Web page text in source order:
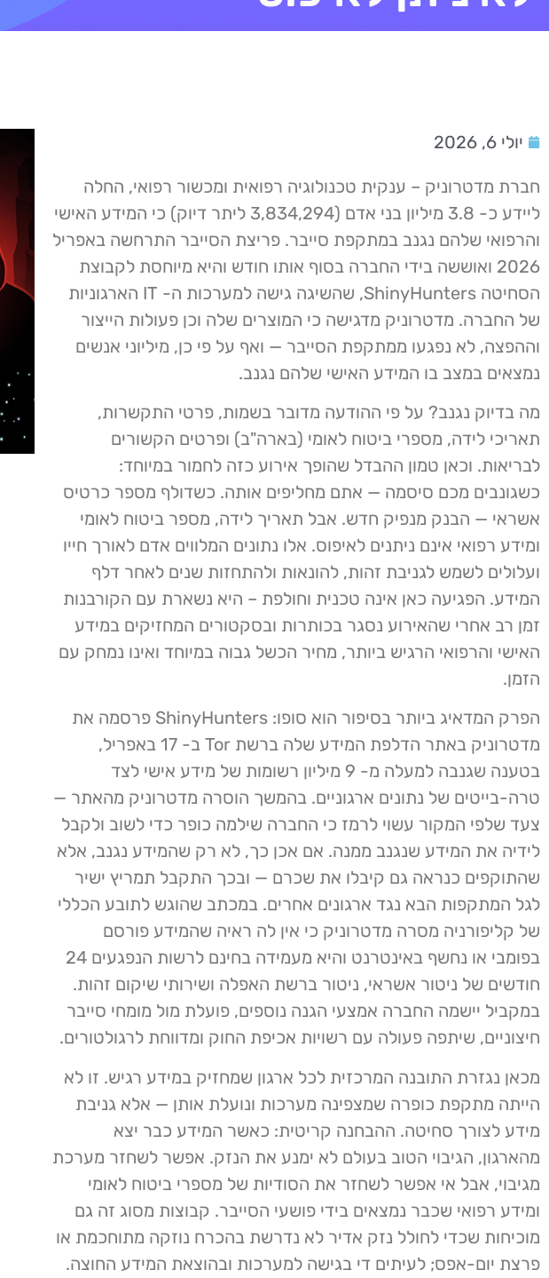
יולי 6, 2026
חברת מדטרוניק – ענקית טכנולוגיה רפואית ומכשור רפואי, החלה
ליידע כ- 3.8 מיליון בני אדם (3,834,294 ליתר דיוק) כי המידע האישי
והרפואי שלהם נגנב במתקפת סייבר. פריצת הסייבר התרחשה באפריל
2026 ואוששה בידי החברה בסוף אותו חודש והיא מיוחסת לקבוצת
הסחיטה ShinyHunters, שהשיגה גישה למערכות ה- IT הארגוניות
של החברה. מדטרוניק מדגישה כי המוצרים שלה וכן פעולות הייצור
וההפצה, לא נפגעו ממתקפת הסייבר — ואף על פי כן, מיליוני אנשים
נמצאים במצב בו המידע האישי שלהם נגנב.
מה בדיוק נגנב? על פי ההודעה מדובר בשמות, פרטי התקשרות,
תאריכי לידה, מספרי ביטוח לאומי (בארה"ב) ופרטים הקשורים
לבריאות. וכאן טמון ההבדל שהופך אירוע כזה לחמור במיוחד:
כשגונבים מכם סיסמה — אתם מחליפים אותה. כשדולף מספר כרטיס
אשראי — הבנק מנפיק חדש. אבל תאריך לידה, מספר ביטוח לאומי
ומידע רפואי אינם ניתנים לאיפוס. אלו נתונים המלווים אדם לאורך חייו
ועלולים לשמש לגניבת זהות, להונאות ולהתחזות שנים לאחר דלף
המידע. הפגיעה כאן אינה טכנית וחולפת – היא נשארת עם הקורבנות
זמן רב אחרי שהאירוע נסגר בכותרות ובסקטורים המחזיקים במידע
האישי והרפואי הרגיש ביותר, מחיר הכשל גבוה במיוחד ואינו נמחק עם
הזמן.
הפרק המדאיג ביותר בסיפור הוא סופו: ShinyHunters פרסמה את
מדטרוניק באתר הדלפת המידע שלה ברשת Tor ב- 17 באפריל,
בטענה שגנבה למעלה מ- 9 מיליון רשומות של מידע אישי לצד
טרה-בייטים של נתונים ארגוניים. בהמשך הוסרה מדטרוניק מהאתר —
צעד שלפי המקור עשוי לרמז כי החברה שילמה כופר כדי לשוב ולקבל
לידיה את המידע שנגנב ממנה. אם אכן כך, לא רק שהמידע נגנב, אלא
שהתוקפים כנראה גם קיבלו את שכרם — ובכך התקבל תמריץ ישיר
לגל המתקפות הבא נגד ארגונים אחרים. במכתב שהוגש לתובע הכללי
של קליפורניה מסרה מדטרוניק כי אין לה ראיה שהמידע פורסם
בפומבי או נחשף באינטרנט והיא מעמידה בחינם לרשות הנפגעים 24
חודשים של ניטור אשראי, ניטור ברשת האפלה ושירותי שיקום זהות.
במקביל יישמה החברה אמצעי הגנה נוספים, פועלת מול מומחי סייבר
חיצוניים, שיתפה פעולה עם רשויות אכיפת החוק ומדווחת לרגולטורים.
מכאן נגזרת התובנה המרכזית לכל ארגון שמחזיק במידע רגיש. זו לא
הייתה מתקפת כופרה שמצפינה מערכות ונועלת אותן — אלא גניבת
מידע לצורך סחיטה. ההבחנה קריטית: כאשר המידע כבר יצא
מהארגון, הגיבוי הטוב בעולם לא ימנע את הנזק. אפשר לשחזר מערכת
מגיבוי, אבל אי אפשר לשחזר את הסודיות של מספרי ביטוח לאומי
ומידע רפואי שכבר נמצאים בידי פושעי הסייבר. קבוצות מסוג זה גם
מוכיחות שכדי לחולל נזק אדיר לא נדרשת בהכרח נוזקה מתוחכמת או
פרצת יום-אפס; לעיתים די בגישה למערכות ובהוצאת המידע החוצה.